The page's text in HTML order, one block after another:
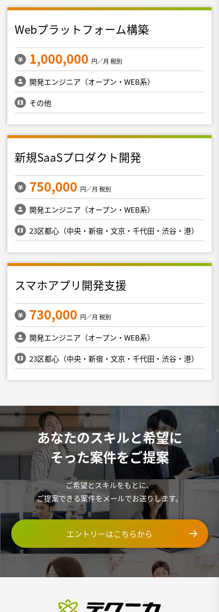
Webプラットフォーム構築
1,000,000 円／月 税別
開発エンジニア（オープン・WEB系）
その他
新規SaaSプロダクト開発
750,000 円／月 税別
開発エンジニア（オープン・WEB系）
23区都心（中央・新宿・文京・千代田・渋谷・港）
スマホアプリ開発支援
730,000 円／月 税別
開発エンジニア（オープン・WEB系）
23区都心（中央・新宿・文京・千代田・渋谷・港）
あなたのスキルと希望に
そった案件をご提案
ご希望とスキルをもとに、
ご提案できる案件をメールでお送りします。
エントリーはこちらから